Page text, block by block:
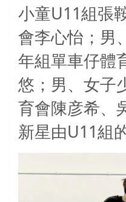
小童U11組張
會李心怡；男
年組單車仔體
悠；男、女子
育會陳彦希、
新星由U11組